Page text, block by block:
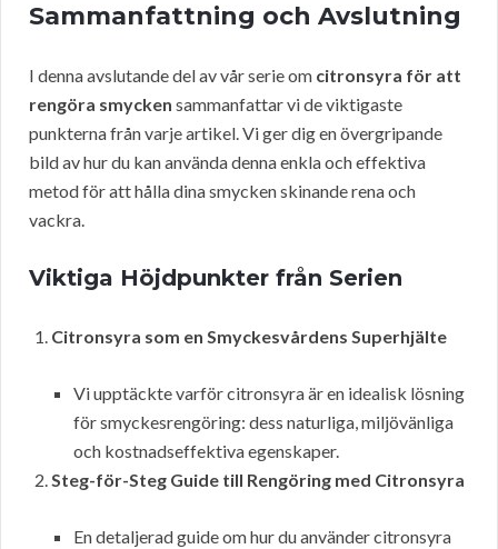
Sammanfattning och Avslutning
I denna avslutande del av vår serie om citronsyra för att
rengöra smycken sammanfattar vi de viktigaste
punkterna från varje artikel. Vi ger dig en övergripande
bild av hur du kan använda denna enkla och effektiva
metod för att hålla dina smycken skinande rena och
vackra.
Viktiga Höjdpunkter från Serien
Citronsyra som en Smyckesvårdens Superhjälte
Vi upptäckte varför citronsyra är en idealisk lösning
för smyckesrengöring: dess naturliga, miljövänliga
och kostnadseffektiva egenskaper.
Steg-för-Steg Guide till Rengöring med Citronsyra
En detaljerad guide om hur du använder citronsyra